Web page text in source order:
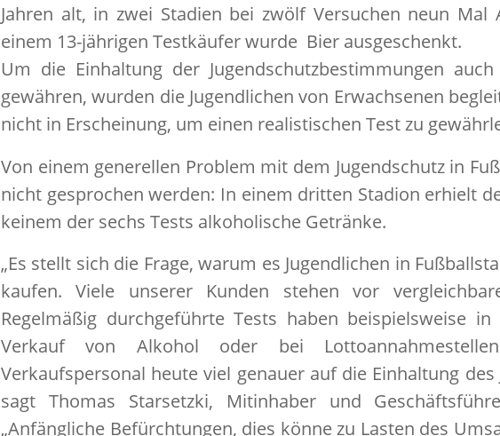
Jahren alt, in zwei Stadien bei zwölf Versuchen neun Mal
einem 13-jährigen Testkäufer wurde Bier ausgeschenkt.
Um die Einhaltung der Jugendschutzbestimmungen
gewähren, wurden die Jugendlichen von Erwachsenen
nicht in Erscheinung, um einen realistischen Test zu
Von einem generellen Problem mit dem Jugendschutz in
nicht gesprochen werden: In einem dritten Stadion erhielt
keinem der sechs Tests alkoholische Getränke.
„Es stellt sich die Frage, warum es Jugendlichen in
kaufen. Viele unserer Kunden stehen vor
Regelmäßig durchgeführte Tests haben beispielsweise
Verkauf von Alkohol oder bei
Verkaufspersonal heute viel genauer auf die Einhaltung des
sagt Thomas Starsetzki, Mitinhaber und
„Anfängliche Befürchtungen, dies könne zu Lasten des